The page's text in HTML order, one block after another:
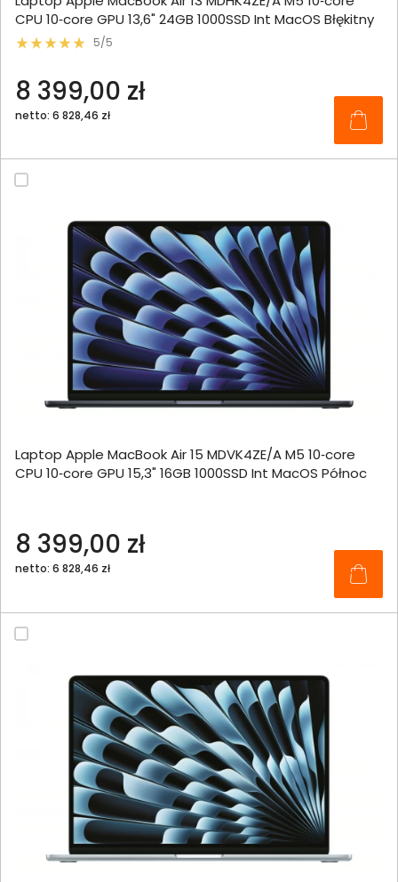
CPU 10‑core GPU 13,6" 24GB 1000SSD Int MacOS Błękitny
5/5
8 399,00 zł
netto: 6 828,46 zł
Laptop Apple MacBook Air 15 MDVK4ZE/A M5 10‑core
CPU 10‑core GPU 15,3" 16GB 1000SSD Int MacOS Północ
8 399,00 zł
netto: 6 828,46 zł